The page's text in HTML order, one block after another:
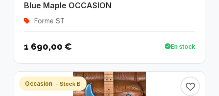
Blue Maple OCCASION
Forme ST
1 690,00 € En stock
Occasion - Stock B